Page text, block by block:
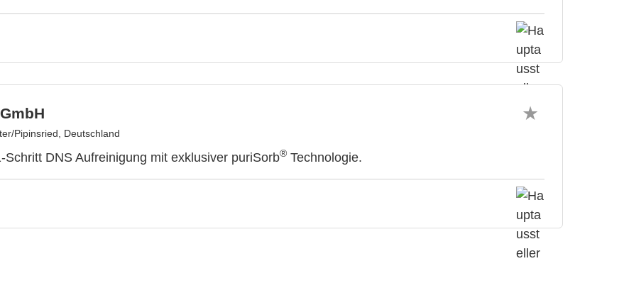
Pipinsried, Deutschland
Schritt DNS Aufreinigung mit exklusiver puriSorb® Technologie.